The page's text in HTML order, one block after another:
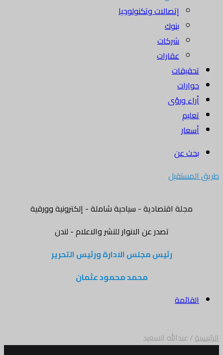
إتصالات وتكنولوجيا
بنوك
شركات
عقارات
تحقيقات
حوارات
أراء ورؤى
تعليم
أسعار
بحث عن
طريق المستقبل
مجلة اقتصادية - سياحية شاملة - إلكترونية وورقية
تصدر عن الانوار للنشر والاعلام - لندن
رئيس مجلس الادارة ورئيس التحرير
محمد محمود عثمان
القائمة
الرئيسية/عبدالله السعيد